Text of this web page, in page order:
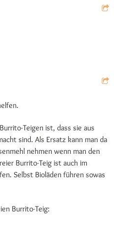
Teigen ist, dass sie aus
sind. Als Ersatz kann man da
nehmen wenn man den
Burrito-Teig ist auch im
Selbst Bioläden führen sowas
Burrito-Teig: